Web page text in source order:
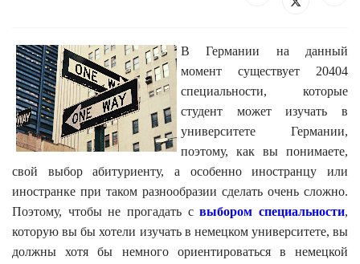
В Германии на данный
момент существует 20404
специальности, которые
студент может изучать в
университете Германии,
поэтому, как вы понимаете,
свой выбор абитуриенту, а особенно иностранцу или
иностранке при таком разнообразии сделать очень сложно.
Поэтому, чтобы не прогадать свыбором специальности,
которую вы бы хотели изучать в немецком университете, вы
должны хотя бы немного ориентироваться в немецкой